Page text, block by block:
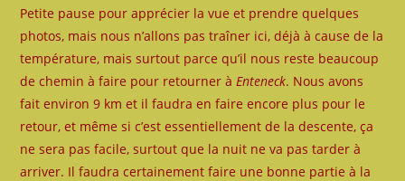
Petite pause pour apprécier la vue et prendre quelques
photos, mais nous n’allons pas traîner ici, déjà à cause de la
température, mais surtout parce qu’il nous reste beaucoup
de chemin à faire pour retourner à Enteneck. Nous avons
fait environ 9 km et il faudra en faire encore plus pour le
retour, et même si c’est essentiellement de la descente, ça
ne sera pas facile, surtout que la nuit ne va pas tarder à
arriver. Il faudra certainement faire une bonne partie à la